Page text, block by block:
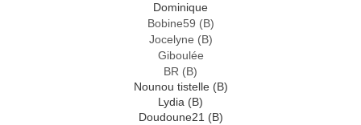
Dominique
Bobine59 (B)
Jocelyne (B)
Giboulée
BR (B)
Nounou tistelle (B)
Lydia (B)
Doudoune21 (B)